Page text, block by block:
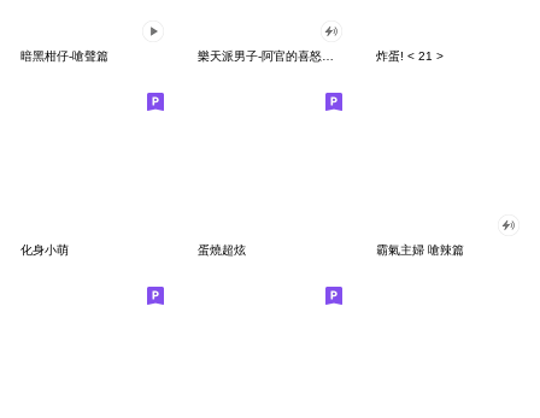
暗黑柑仔-嗆聲篇 炸蛋! < 21 >
化身小萌 蛋燒超炫 霸氣主婦 嗆辣篇